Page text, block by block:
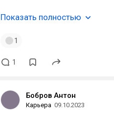
Показать полностью
1
1
Бобров Антон
Карьера 09.10.2023